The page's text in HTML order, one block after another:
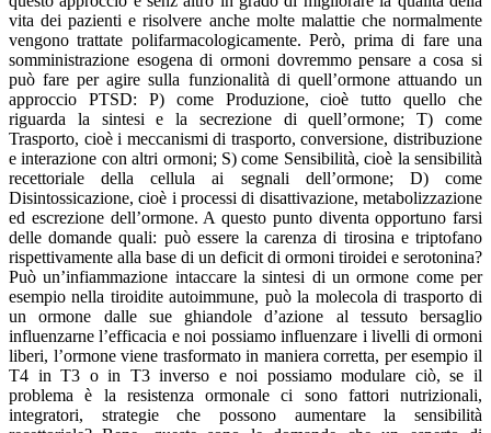
vita dei pazienti e risolvere anche molte malattie che normalmente
vengono trattate polifarmacologicamente. Però, prima di fare una
somministrazione esogena di ormoni dovremmo pensare a cosa si
può fare per agire sulla funzionalità di quell’ormone attuando un
approccio PTSD: P) come Produzione, cioè tutto quello che
riguarda la sintesi e la secrezione di quell’ormone; T) come
Trasporto, cioè i meccanismi di trasporto, conversione, distribuzione
e interazione con altri ormoni; S) come Sensibilità, cioè la sensibilità
recettoriale della cellula ai segnali dell’ormone; D) come
Disintossicazione, cioè i processi di disattivazione, metabolizzazione
ed escrezione dell’ormone. A questo punto diventa opportuno farsi
delle domande quali: può essere la carenza di tirosina e triptofano
rispettivamente alla base di un deficit di ormoni tiroidei e serotonina?
Può un’infiammazione intaccare la sintesi di un ormone come per
esempio nella tiroidite autoimmune, può la molecola di trasporto di
un ormone dalle sue ghiandole d’azione al tessuto bersaglio
influenzarne l’efficacia e noi possiamo influenzare i livelli di ormoni
liberi, l’ormone viene trasformato in maniera corretta, per esempio il
T4 in T3 o in T3 inverso e noi possiamo modulare ciò, se il
problema è la resistenza ormonale ci sono fattori nutrizionali,
integratori, strategie che possono aumentare la sensibilità